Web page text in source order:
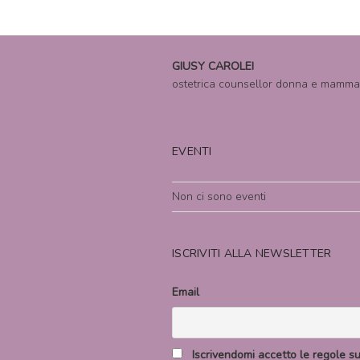
GIUSY CAROLEI
ostetrica counsellor donna e mamma
EVENTI
Non ci sono eventi
ISCRIVITI ALLA NEWSLETTER
Email
Iscrivendomi accetto le regole